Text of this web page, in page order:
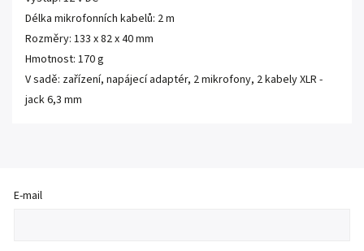
Délka mikrofonních kabelů: 2 m
Rozměry: 133 x 82 x 40 mm
Hmotnost: 170 g
V sadě: zařízení, napájecí adaptér, 2 mikrofony, 2 kabely XLR -
jack 6,3 mm
E-mail